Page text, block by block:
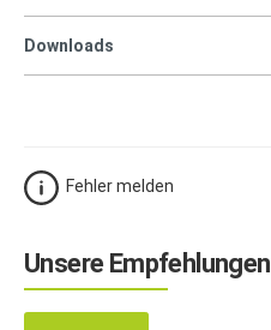
Downloads
Fehler melden
Unsere Empfehlungen